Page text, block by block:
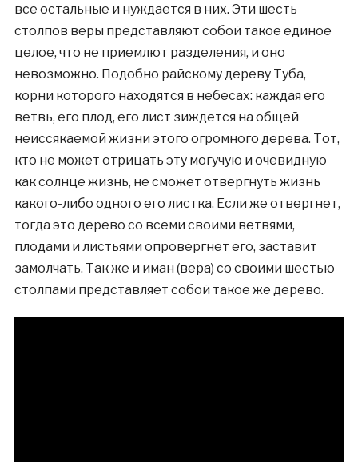
все остальные и нуждается в них. Эти шесть
столпов веры представляют собой такое единое
целое, что не приемлют разделения, и оно
невозможно. Подобно райскому дереву Туба,
корни которого находятся в небесах: каждая его
ветвь, его плод, его лист зиждется на общей
неиссякаемой жизни этого огромного дерева. Тот,
кто не может отрицать эту могучую и очевидную
как солнце жизнь, не сможет отвергнуть жизнь
какого-либо одного его листка. Если же отвергнет,
тогда это дерево со всеми своими ветвями,
плодами и листьями опровергнет его, заставит
замолчать. Так же и иман (вера) со своими шестью
столпами представляет собой такое же дерево.